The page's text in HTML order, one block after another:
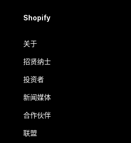
Shopify
关于
招贤纳士
投资者
新闻媒体
合作伙伴
联盟